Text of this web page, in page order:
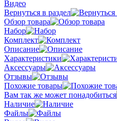
Видео
Вернуться в раздел
Обзор товара
Набор
Комплект
Описание
Характеристики
Аксессуары
Отзывы
Похожие товары
Вам так же может понадобиться
Наличие
Файлы